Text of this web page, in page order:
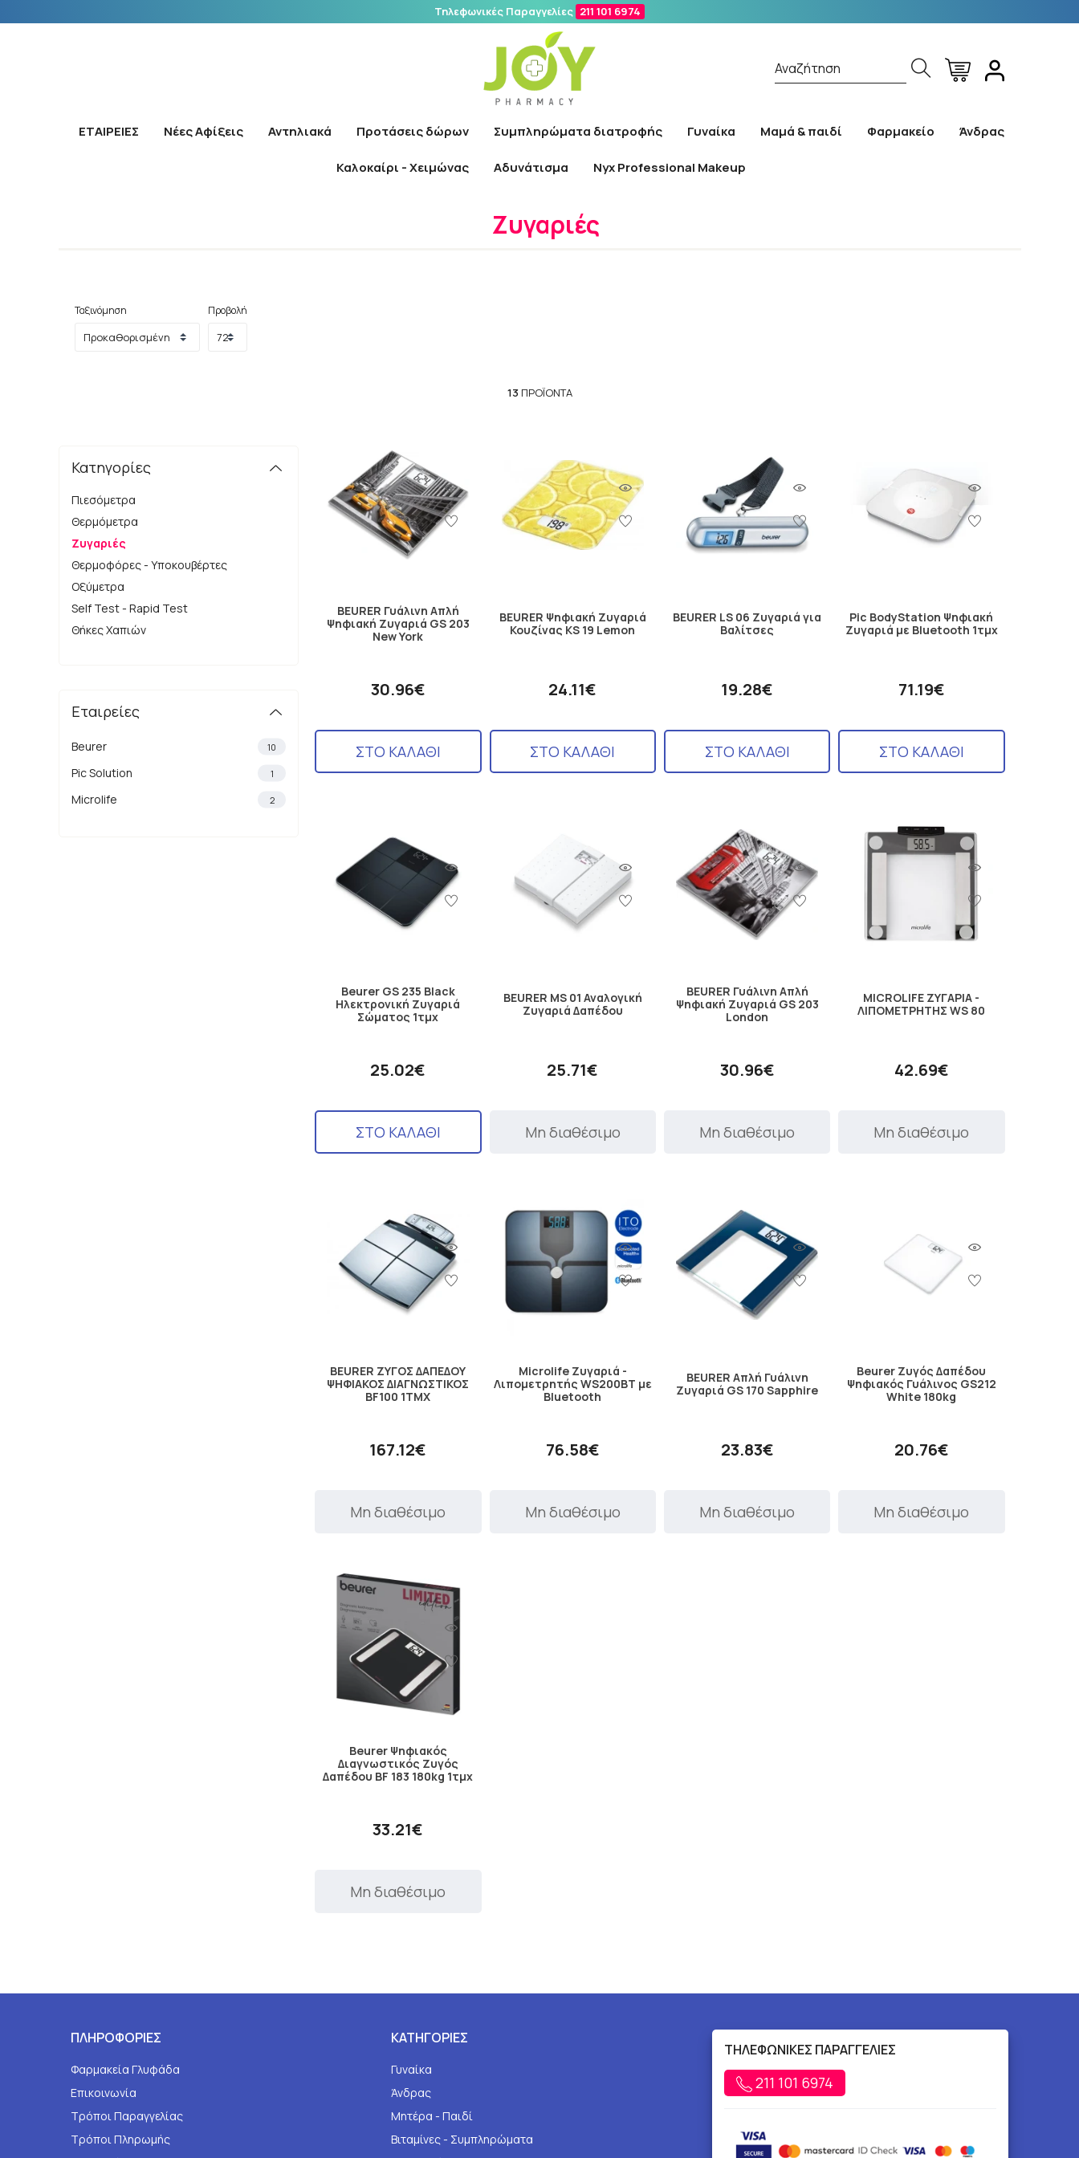
Τηλεφωνικές Παραγγελίες 211 101 6974
Αναζήτηση
ΕΤΑΙΡΕΙΕΣ Νέες Αφίξεις Αντηλιακά Προτάσεις δώρων Συμπληρώματα διατροφής Γυναίκα Μαμά & παιδί Φαρμακείο Άνδρας
Καλοκαίρι - Χειμώνας Αδυνάτισμα Nyx Professional Makeup
Αναζήτηση
Αρχική / Φαρμακείο / Διαγνωστικές Συσκευές / Ζυγαριές
Ζυγαριές
Ταξινόμηση Προβολή
13ΠΡΟΪΌΝΤΑ
Κατηγορίες
Πιεσόμετρα
Θερμόμετρα
Ζυγαριές
Θερμοφόρες - Υποκουβέρτες
Οξύμετρα
Self Test - Rapid Test
Θήκες Χαπιών
Εταιρείες
Beurer 10
Pic Solution 1
Microlife 2
BEURER Γυάλινη Απλή
Ψηφιακή Ζυγαριά GS 203
New York
30.96€
ΣΤΟ ΚΑΛΑΘΙ
BEURER Ψηφιακή Ζυγαριά
Κουζίνας KS 19 Lemon
24.11€
ΣΤΟ ΚΑΛΑΘΙ
BEURER LS 06 Ζυγαριά για
Βαλίτσες
19.28€
ΣΤΟ ΚΑΛΑΘΙ
Pic BodyStation Ψηφιακή
Ζυγαριά με Bluetooth 1τμχ
71.19€
ΣΤΟ ΚΑΛΑΘΙ
Beurer GS 235 Black
Ηλεκτρονική Ζυγαριά
Σώματος 1τμχ
25.02€
ΣΤΟ ΚΑΛΑΘΙ
BEURER MS 01 Αναλογική
Ζυγαριά Δαπέδου
25.71€
Μη διαθέσιμο
BEURER Γυάλινη Απλή
Ψηφιακή Ζυγαριά GS 203
London
30.96€
Μη διαθέσιμο
MICROLIFE ΖΥΓΑΡΙΑ -
ΛΙΠΟΜΕΤΡΗΤΗΣ WS 80
42.69€
Μη διαθέσιμο
BEURER ΖΥΓΟΣ ΔΑΠΕΔΟΥ
ΨΗΦΙΑΚΟΣ ΔΙΑΓΝΩΣΤΙΚΟΣ
BF100 1ΤΜΧ
167.12€
Μη διαθέσιμο
Microlife Ζυγαριά -
Λιπομετρητής WS200BT με
Bluetooth
76.58€
Μη διαθέσιμο
BEURER Απλή Γυάλινη
Ζυγαριά GS 170 Sapphire
23.83€
Μη διαθέσιμο
Beurer Ζυγός Δαπέδου
Ψηφιακός Γυάλινος GS212
White 180kg
20.76€
Μη διαθέσιμο
Beurer Ψηφιακός
Διαγνωστικός Ζυγός
Δαπέδου BF 183 180kg 1τμχ
33.21€
Μη διαθέσιμο
ΠΛΗΡΟΦΟΡΙΕΣ
Φαρμακεία Γλυφάδα
Επικοινωνία
Τρόποι Παραγγελίας
Τρόποι Πληρωμής
ΚΑΤΗΓΟΡΙΕΣ
Γυναίκα
Άνδρας
Μητέρα - Παιδί
Βιταμίνες - Συμπληρώματα
ΤΗΛΕΦΩΝΙΚΕΣ ΠΑΡΑΓΓΕΛΙΕΣ
211 101 6974